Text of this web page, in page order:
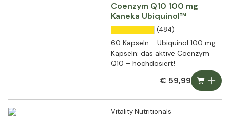
Coenzym Q10 100 mg
Kaneka Ubiquinol™
(484)
60 Kapseln - Ubiquinol 100 mg
Kapseln: das aktive Coenzym
Q10 – hochdosiert!
€ 59,99
Vitality Nutritionals